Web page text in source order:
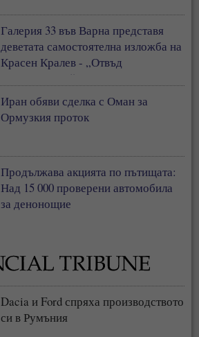
Галерия 33 във Варна представя
деветата самостоятелна изложба на
Красен Кралев - „Отвъд
съзерцанието“
Иран обяви сделка с Оман за
Ормузкия проток
Продължава акцията по пътищата:
Над 15 000 проверени автомобила
за денонощие
Dacia и Ford спряха производството
си в Румъния